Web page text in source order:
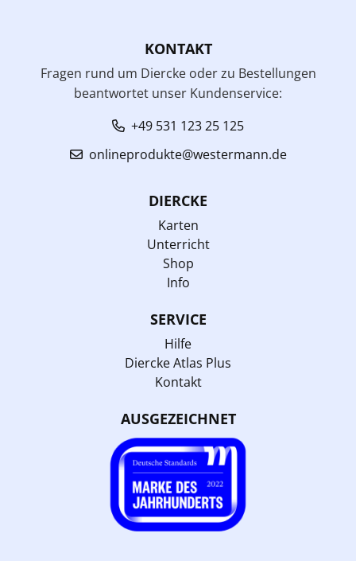
KONTAKT
Fragen rund um Diercke oder zu Bestellungen
beantwortet unser Kundenservice:
+49 531 123 25 125
onlineprodukte@westermann.de
DIERCKE
Karten
Unterricht
Shop
Info
SERVICE
Hilfe
Diercke Atlas Plus
Kontakt
AUSGEZEICHNET